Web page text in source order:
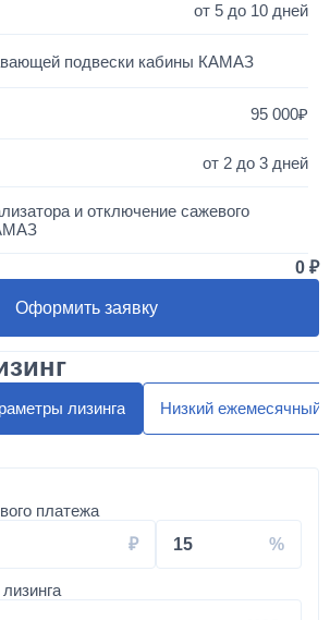
от 5 до 10 дней
подвески кабины КАМАЗ
95 000
от 2 до 3 дней
и отключение сажевого
50 000
спальника с высокой крышей
системы подкачки колес и
КАМАЗ
0
Оформить заявку
лизинга Низкий ежемесячный
платежа
15